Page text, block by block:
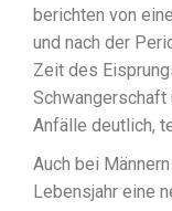
berichten von
und nach der
Zeit des
Schwangerschaft
Anfälle deutlich,
Auch bei
Lebensjahr eine